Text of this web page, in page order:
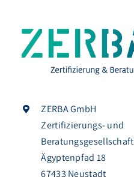
ZERBA GmbH
Zertifizierungs- und
Beratungsgesellschaft
Ägyptenpfad 18
67433 Neustadt